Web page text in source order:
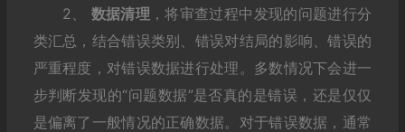
2、 数据清理 ，将审查过程中发现的问题进行分
类汇总，结合错误类别、错误对结局的影响、错误的
严重程度，对错误数据进行处理。多数情况下会进一
步判断发现的“问题数据”是否真的是错误，还是仅仅
是偏离了一般情况的正确数据。对于错误数据，通常